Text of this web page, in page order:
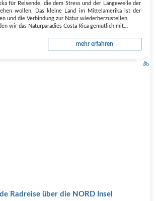
für Reisende, die dem Stress und der Langeweile der
wollen. Das kleine Land im Mittelamerika ist der
und die Verbindung zur Natur wiederherzustellen.
wir das Naturparadies Costa Rica gemütlich mit…
mehr erfahren
Radreise über die NORD Insel